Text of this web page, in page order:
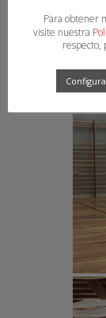
Para obtener
visite nuestra
respecto,